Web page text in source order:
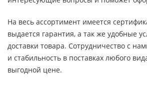
На весь ассортимент имеется
выдается гарантия, а так же удобные
доставки товара. Сотрудничество с
и стабильность в поставках любого
выгодной цене.